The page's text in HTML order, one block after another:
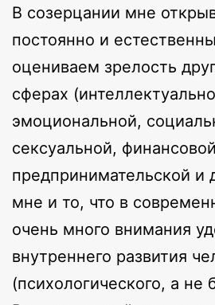
В созерцании мне
постоянно и
оцениваем зрелость
сферах
эмоциональной,
сексуальной,
предпринимательской и
мне и то, что в
очень много внимания
внутреннего развития
(психологического, а не